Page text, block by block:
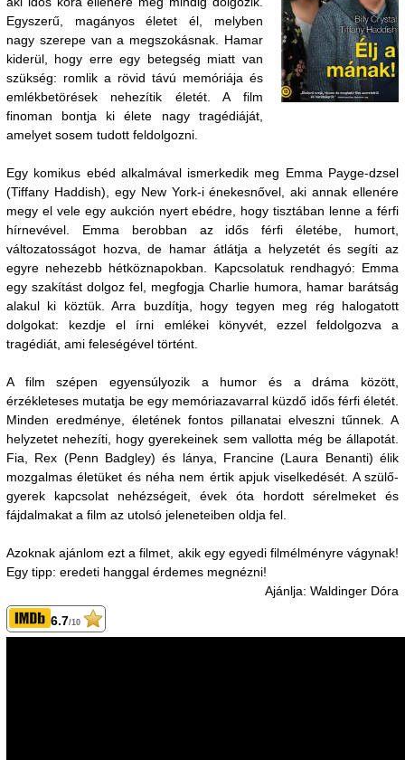
Egyszerű, magányos életet él, melyben
nagy szerepe van a megszokásnak. Hamar
kiderül, hogy erre egy betegség miatt van
szükség: romlik a rövid távú memóriája és
emlékbetörések nehezítik életét. A film
finoman bontja ki élete nagy tragédiáját,
amelyet sosem tudott feldolgozni.
Egy komikus ebéd alkalmával ismerkedik meg Emma Payge-dzsel
(Tiffany Haddish), egy New York-i énekesnővel, aki annak ellenére
megy el vele egy aukción nyert ebédre, hogy tisztában lenne a férfi
hírnevével. Emma berobban az idős férfi életébe, humort,
változatosságot hozva, de hamar átlátja a helyzetét és segíti az
egyre nehezebb hétköznapokban. Kapcsolatuk rendhagyó: Emma
egy szakítást dolgoz fel, megfogja Charlie humora, hamar barátság
alakul ki köztük. Arra buzdítja, hogy tegyen meg rég halogatott
dolgokat: kezdje el írni emlékei könyvét, ezzel feldolgozva a
tragédiát, ami feleségével történt.
A film szépen egyensúlyozik a humor és a dráma között,
érzékleteses mutatja be egy memóriazavarral küzdő idős férfi életét.
Minden eredménye, életének fontos pillanatai elveszni tűnnek. A
helyzetet nehezíti, hogy gyerekeinek sem vallotta még be állapotát.
Fia, Rex (Penn Badgley) és lánya, Francine (Laura Benanti) élik
mozgalmas életüket és néha nem értik apjuk viselkedését. A szülő-
gyerek kapcsolat nehézségeit, évek óta hordott sérelmeket és
fájdalmakat a film az utolsó jeleneteiben oldja fel.
Azoknak ajánlom ezt a filmet, akik egy egyedi filmélményre vágynak!
Egy tipp: eredeti hanggal érdemes megnézni!
Ajánlja: Waldinger Dóra
6.7/10